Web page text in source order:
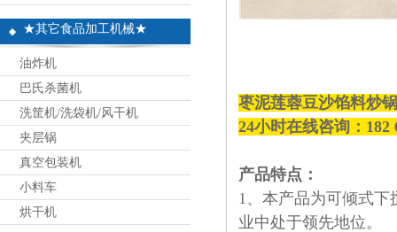
★其它食品加工机械★
油炸机
巴氏杀菌机
洗筐机/洗袋机/风干机
夹层锅
真空包装机
小料车
烘干机
枣泥莲蓉豆沙馅料炒
24小时在线咨询：182
产品特点：
1、本产品为可倾式
业中处于领先地位。